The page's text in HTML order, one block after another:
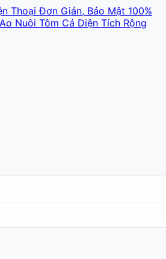
Thoại Đơn Giản, Bảo Mật 100%
Nuôi Tôm Cá Diện Tích Rộng